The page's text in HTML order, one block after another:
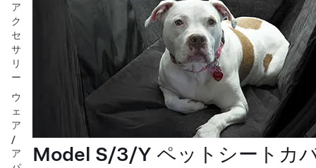
ア
ク
セ
サ
リ
ー
ウ
ェ
ア
/
ア
Model S/3/Y ペットシートカ